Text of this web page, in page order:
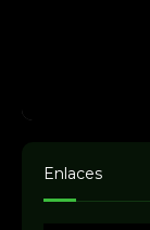
Enlaces